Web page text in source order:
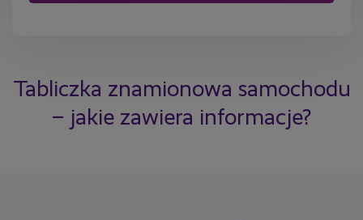
Tabliczka znamionowa samochodu
– jakie zawiera informacje?